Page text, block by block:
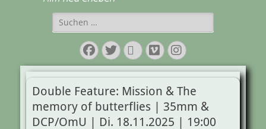
Suchen
nach:
Facebook
Twitter
E-
Mail
VimeoInstagram
Double Feature: Mission & The
memory of butterflies | 35mm &
DCP/OmU | Di. 18.11.2025 | 19:00